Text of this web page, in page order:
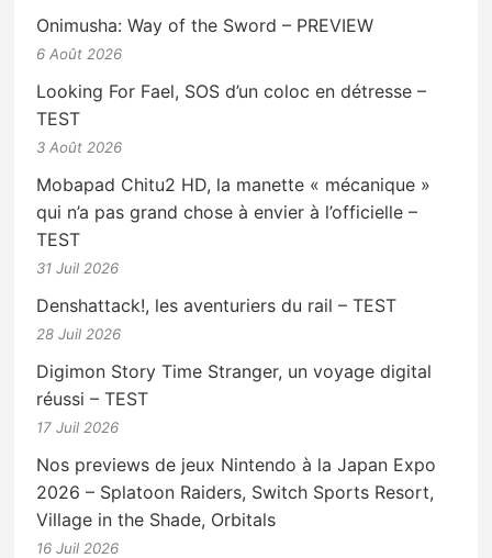
Onimusha: Way of the Sword – PREVIEW
6 Août 2026
Looking For Fael, SOS d’un coloc en détresse –
TEST
3 Août 2026
Mobapad Chitu2 HD, la manette « mécanique »
qui n’a pas grand chose à envier à l’officielle –
TEST
31 Juil 2026
Denshattack!, les aventuriers du rail – TEST
28 Juil 2026
Digimon Story Time Stranger, un voyage digital
réussi – TEST
17 Juil 2026
Nos previews de jeux Nintendo à la Japan Expo
2026 – Splatoon Raiders, Switch Sports Resort,
Village in the Shade, Orbitals
16 Juil 2026